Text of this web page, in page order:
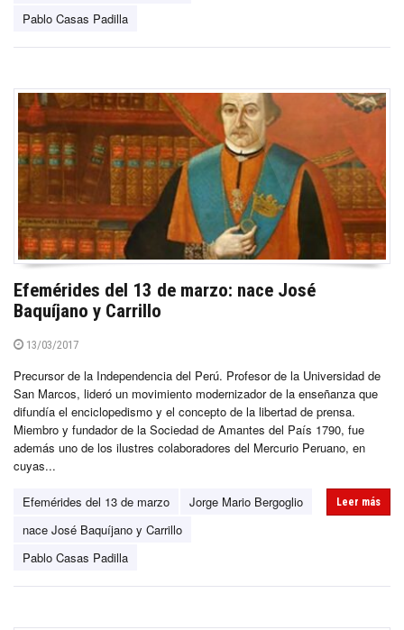
Pablo Casas Padilla
Efemérides del 13 de marzo: nace José
Baquíjano y Carrillo
13/03/2017
Precursor de la Independencia del Perú. Profesor de la Universidad de
San Marcos, lideró un movimiento modernizador de la enseñanza que
difundía el enciclopedismo y el concepto de la libertad de prensa.
Miembro y fundador de la Sociedad de Amantes del País 1790, fue
además uno de los ilustres colaboradores del Mercurio Peruano, en
cuyas...
Efemérides del 13 de marzo
Jorge Mario Bergoglio
nace José Baquíjano y Carrillo
Pablo Casas Padilla
Leer más